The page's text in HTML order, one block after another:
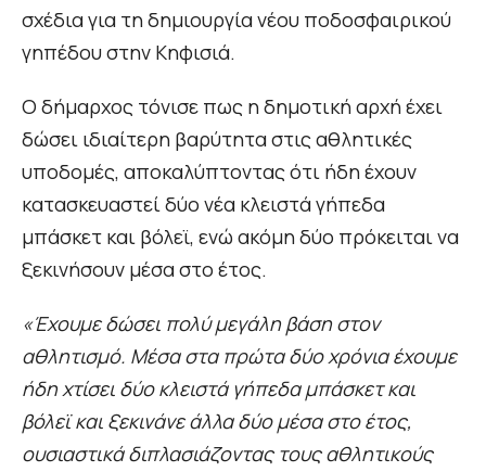
σχέδια για τη δημιουργία νέου ποδοσφαιρικού
γηπέδου στην Κηφισιά.
Ο δήμαρχος τόνισε πως η δημοτική αρχή έχει
δώσει ιδιαίτερη βαρύτητα στις αθλητικές
υποδομές, αποκαλύπτοντας ότι ήδη έχουν
κατασκευαστεί δύο νέα κλειστά γήπεδα
μπάσκετ και βόλεϊ, ενώ ακόμη δύο πρόκειται να
ξεκινήσουν μέσα στο έτος.
«Έχουμε δώσει πολύ μεγάλη βάση στον
αθλητισμό. Μέσα στα πρώτα δύο χρόνια έχουμε
ήδη χτίσει δύο κλειστά γήπεδα μπάσκετ και
βόλεϊ και ξεκινάνε άλλα δύο μέσα στο έτος,
ουσιαστικά διπλασιάζοντας τους αθλητικούς